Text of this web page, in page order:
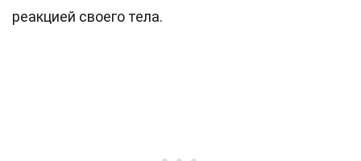
реакцией своего тела.